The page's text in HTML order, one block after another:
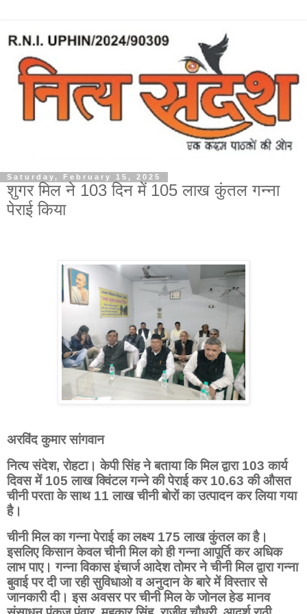
Saturday, February 15, 2025
शुगर मिल ने 103 दिन में 105 लाख कुंतल गन्ना
पेराई किया
अरविंद कुमार सांगवान
नित्य संदेश,रोहटा। केपी सिंह ने बताया कि मिल द्वारा 103 कार्य
दिवस में 105 लाख क्विंटल गन्ने की पेराई कर 10.63 की औसत
चीनी परता के साथ 11 लाख चीनी बोरों का उत्पादन कर लिया गया
है।
चीनी मिल का गन्ना पेराई का लक्ष्य 175 लाख कुंतल का है।
इसलिए किसान केवल चीनी मिल को ही गन्ना आपूर्ति कर अधिक
लाभ पाए। गन्ना विकास इंचार्ज आदेश तोमर ने चीनी मिल द्वारा गन्ना
बुवाई पर दी जा रही सुविधाओ व अनुदान के बारे में विस्तार से
जानकारी दी। इस अवसर पर चीनी मिल के जोनल हेड मानव